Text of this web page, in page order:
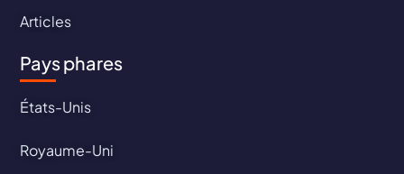
Articles
Pays phares
États-Unis
Royaume-Uni